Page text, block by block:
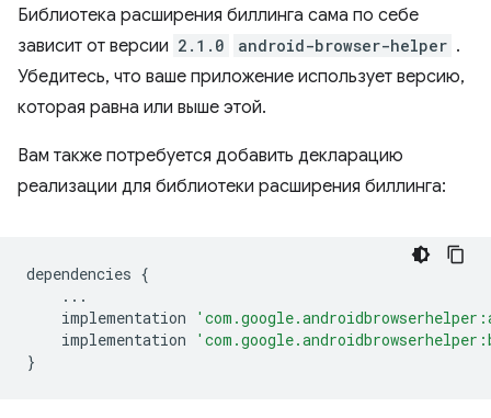
Библиотека расширения биллинга сама по себе
зависит от версии 2.1.0 android-browser-helper .
Убедитесь, что ваше приложение использует версию,
которая равна или выше этой.
Вам также потребуется добавить декларацию
реализации для библиотеки расширения биллинга:
dependencies {
...
implementation
implementation
}